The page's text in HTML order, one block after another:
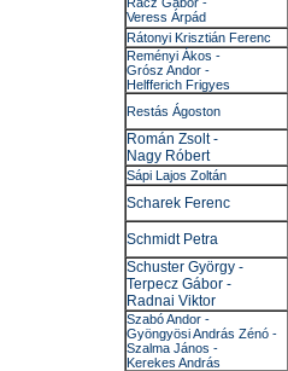
Veress Árpád
Rátonyi Krisztián Ferenc
Reményi Ákos -
Grósz Andor -
Helfferich Frigyes
Restás Ágoston
Román Zsolt -
Nagy Róbert
Sápi Lajos Zoltán
Scharek Ferenc
Schmidt Petra
Schuster György -
Terpecz Gábor -
Radnai Viktor
Szabó Andor -
Gyöngyösi András Zénó -
Szalma János -
Kerekes András